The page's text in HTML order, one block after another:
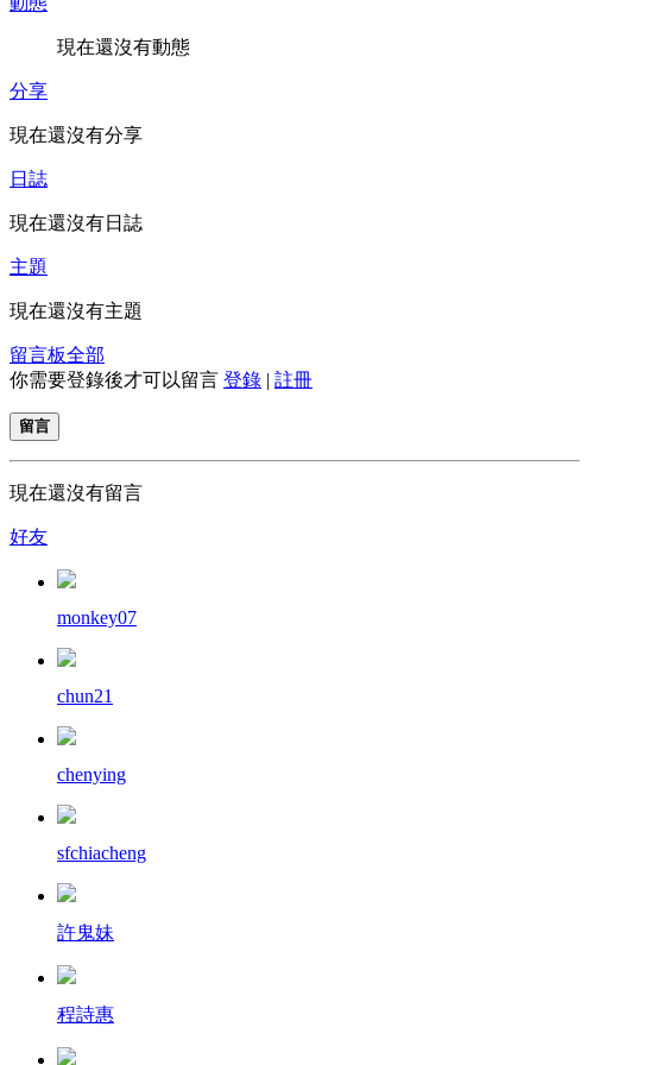
現在還沒有動態
分享
現在還沒有分享
日誌
現在還沒有日誌
主題
現在還沒有主題
留言板全部
你需要登錄後才可以留言 登錄 | 註冊
留言
現在還沒有留言
好友
monkey07
chun21
chenying
sfchiacheng
許鬼妹
程詩惠